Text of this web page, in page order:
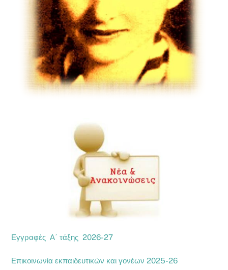
Εγγραφές Α΄ τάξης 2026-27
Επικοινωνία εκπαιδευτικών και γονέων 2025-26